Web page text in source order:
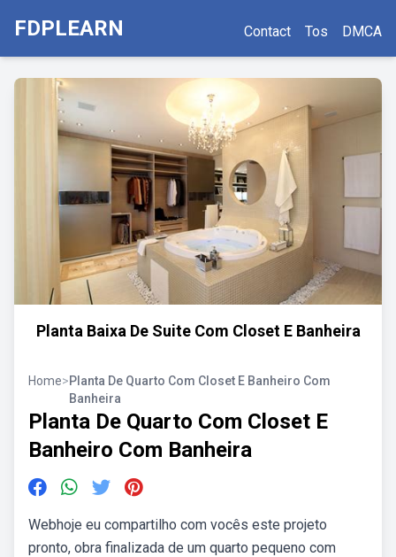
FDPLEARN Contact Tos DMCA
Planta Baixa De Suite Com Closet E Banheira
Home>Planta De Quarto Com Closet E Banheiro Com
Banheira
Planta De Quarto Com Closet E
Banheiro Com Banheira
Webhoje eu compartilho com vocês este projeto
pronto, obra finalizada de um quarto pequeno com